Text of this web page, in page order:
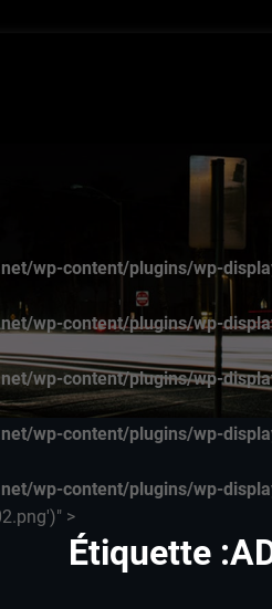
wp-content/plugins/wp-
wp-content/plugins/wp-
wp-content/plugins/wp-
wp-content/plugins/wp-
wp-content/plugins/wp-
>
Étiquette